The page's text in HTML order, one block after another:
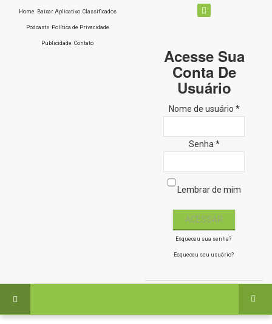
Home Baixar Aplicativo Classificados
Podcasts Política de Privacidade
Publicidade Contato
Acesse Sua
Conta De
Usuário
Nome de usuário *
Senha *
Lembrar de mim
Esqueceu sua senha?
Esqueceu seu usuário?